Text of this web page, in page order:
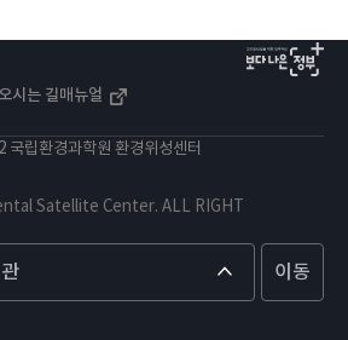
오시는 길매뉴얼
국립환경과학원 환경위성센터
Satellite Center. ALL RIGHT
이동